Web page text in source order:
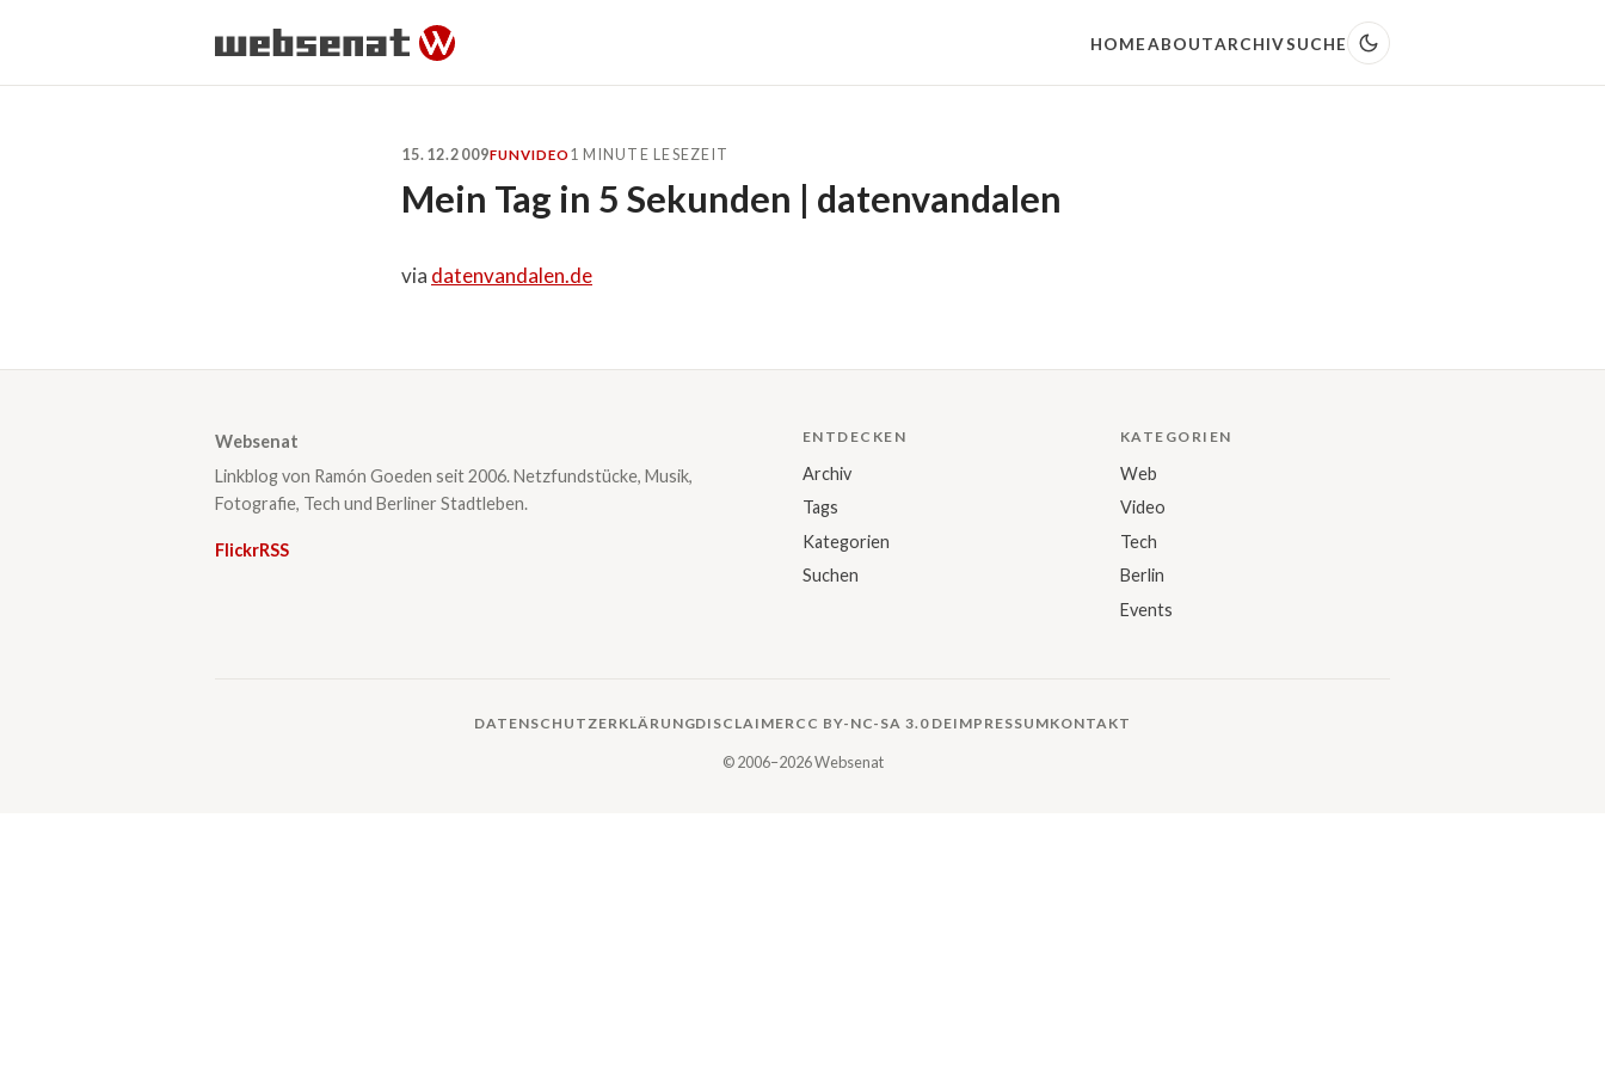
HOMEABOUTARCHIVSUCHE
15.12.2009FUNVIDEO 1 MINUTE LESEZEIT
Mein Tag in 5 Sekunden | datenvandalen
via datenvandalen.de
Websenat
Linkblog von Ramón Goeden seit 2006. Netzfundstücke, Musik,
Fotografie, Tech und Berliner Stadtleben.
FlickrRSS
ENTDECKEN
Archiv
Tags
Kategorien
Suchen
KATEGORIEN
Web
Video
Tech
Berlin
Events
DATENSCHUTZERKLÄRUNGDISCLAIMER CC BY-NC-SA 3.0 DEIMPRESSUMKONTAKT
© 2006–2026 Websenat